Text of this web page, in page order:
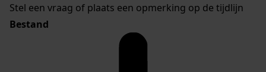
Stel een vraag of plaats een opmerking op de tijdlijn
Bestand